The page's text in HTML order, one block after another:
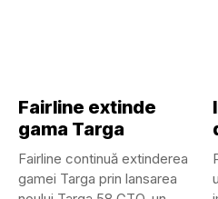
Fairline extinde
gama Targa
Fairline continuă extinderea
gamei Targa prin lansarea